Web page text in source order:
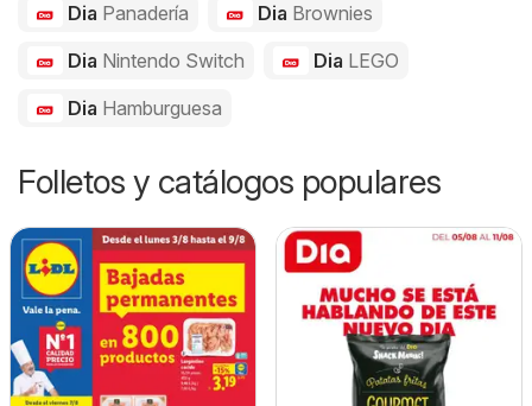
Dia Panadería Dia Brownies
Dia Nintendo Switch Dia LEGO
Dia Hamburguesa
Folletos y catálogos populares